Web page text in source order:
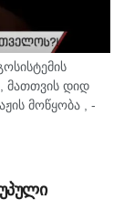
მათთვის დიდ
მოწყობა , -